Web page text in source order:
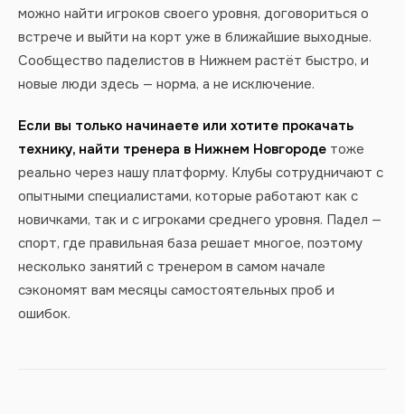
можно найти игроков своего уровня, договориться о
встрече и выйти на корт уже в ближайшие выходные.
Сообщество паделистов в Нижнем растёт быстро, и
новые люди здесь — норма, а не исключение.
Если вы только начинаете или хотите прокачать
технику, найти тренера в Нижнем Новгороде тоже
реально через нашу платформу. Клубы сотрудничают с
опытными специалистами, которые работают как с
новичками, так и с игроками среднего уровня. Падел —
спорт, где правильная база решает многое, поэтому
несколько занятий с тренером в самом начале
сэкономят вам месяцы самостоятельных проб и
ошибок.